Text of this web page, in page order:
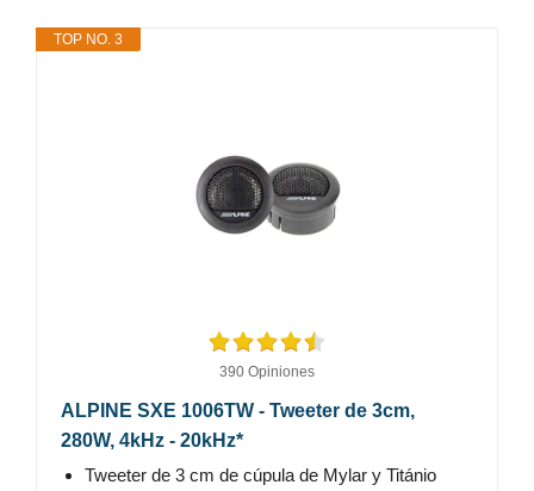
TOP NO. 3
390 Opiniones
ALPINE SXE 1006TW - Tweeter de 3cm,
280W, 4kHz - 20kHz*
Tweeter de 3 cm de cúpula de Mylar y Titánio